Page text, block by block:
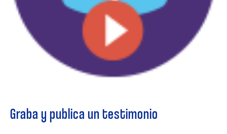
Graba y publica un testimonio